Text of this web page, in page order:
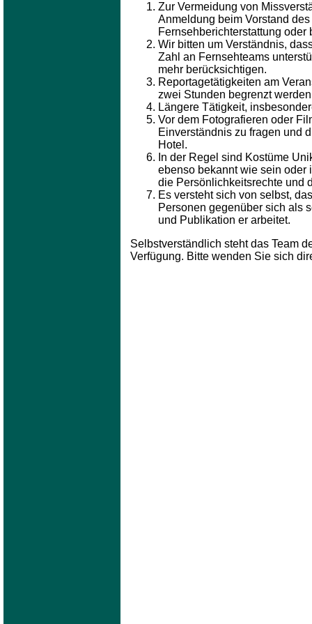
Zur Vermeidung von
Anmeldung beim Vorstand
Fernsehberichterstattung
Wir bitten um Verständnis,
Zahl an Fernsehteams
mehr berücksichtigen.
Reportagetätigkeiten am
zwei Stunden begrenzt
Längere Tätigkeit,
Vor dem Fotografieren oder
Einverständnis zu fragen und
Hotel.
In der Regel sind Kostüme
ebenso bekannt wie sein oder
die Persönlichkeitsrechte und
Es versteht sich von selbst,
Personen gegenüber sich als
und Publikation er arbeitet.
Selbstverständlich steht das Team
Verfügung. Bitte wenden Sie sich